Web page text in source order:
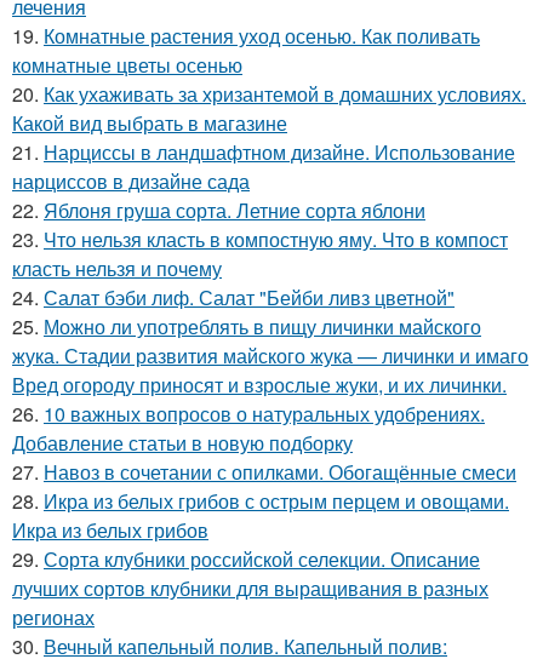
лечения
19. Комнатные растения уход осенью. Как поливать
комнатные цветы осенью
20. Как ухаживать за хризантемой в домашних условиях.
Какой вид выбрать в магазине
21. Нарциссы в ландшафтном дизайне. Использование
нарциссов в дизайне сада
22. Яблоня груша сорта. Летние сорта яблони
23. Что нельзя класть в компостную яму. Что в компост
класть нельзя и почему
24. Салат бэби лиф. Салат "Бейби ливз цветной"
25. Можно ли употреблять в пищу личинки майского
жука. Стадии развития майского жука — личинки и имаго
Вред огороду приносят и взрослые жуки, и их личинки.
26. 10 важных вопросов о натуральных удобрениях.
Добавление статьи в новую подборку
27. Навоз в сочетании с опилками. Обогащённые смеси
28. Икра из белых грибов с острым перцем и овощами.
Икра из белых грибов
29. Сорта клубники российской селекции. Описание
лучших сортов клубники для выращивания в разных
регионах
30. Вечный капельный полив. Капельный полив: